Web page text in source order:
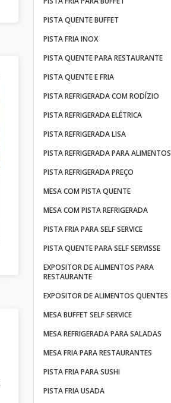
PISTA QUENTE BUFFET
PISTA FRIA INOX
PISTA QUENTE PARA RESTAURANTE
PISTA QUENTE E FRIA
PISTA REFRIGERADA COM RODÍZIO
PISTA REFRIGERADA ELÉTRICA
PISTA REFRIGERADA LISA
PISTA REFRIGERADA PARA ALIMENTOS
PISTA REFRIGERADA PREÇO
MESA COM PISTA QUENTE
MESA COM PISTA REFRIGERADA
PISTA FRIA PARA SELF SERVICE
PISTA QUENTE PARA SELF SERVISSE
EXPOSITOR DE ALIMENTOS PARA
RESTAURANTE
EXPOSITOR DE ALIMENTOS QUENTES
MESA BUFFET SELF SERVICE
MESA REFRIGERADA PARA SALADAS
MESA FRIA PARA RESTAURANTES
PISTA FRIA PARA SUSHI
PISTA FRIA USADA